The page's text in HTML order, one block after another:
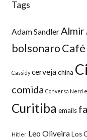
Tags
Adam Sandler Almir
bolsonaro
Cassidy cervejachina
comida Conversa Nerd
Curitiba emails
Hitler Leo OliveiraLos